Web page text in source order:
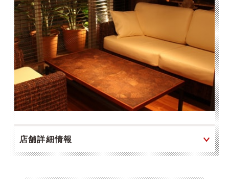
店舗詳細情報